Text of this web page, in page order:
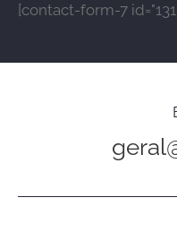
[contact-form-7